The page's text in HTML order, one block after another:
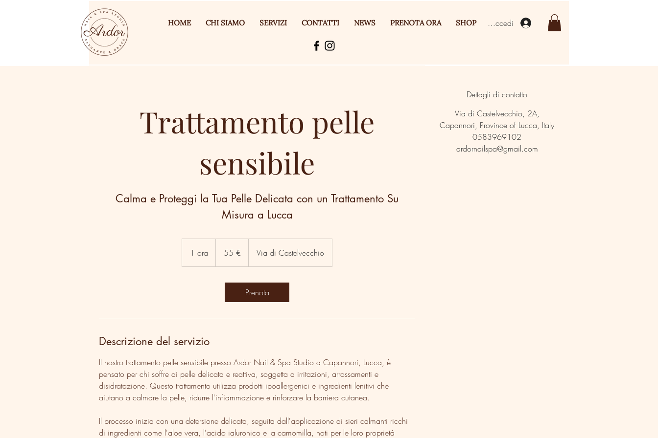
Accedi
HOME CHI SIAMO SERVIZI CONTATTI NEWS PRENOTA ORA SHOP
Trattamento pelle
sensibile
Calma e Proteggi la Tua Pelle Delicata con un Trattamento Su
Misura a Lucca
1 ora
o
55 € Via di Castelvecchio
Prenota
Descrizione del servizio
Il nostro trattamento pelle sensibile presso Ardor Nail & Spa Studio a Capannori, Lucca, è
pensato per chi soffre di pelle delicata e reattiva, soggetta a irritazioni, arrossamenti e
disidratazione. Questo trattamento utilizza prodotti ipoallergenici e ingredienti lenitivi che
aiutano a calmare la pelle, ridurre l'infiammazione e rinforzare la barriera cutanea.
Il processo inizia con una detersione delicata, seguita dall'applicazione di sieri calmanti ricchi
di ingredienti come l'aloe vera, l'acido ialuronico e la camomilla, noti per le loro proprietà
Dettagli di contatto
Via di Castelvecchio, 2A,
Capannori, Province of Lucca, Italy
0583969102
ardornailspa@gmail.com